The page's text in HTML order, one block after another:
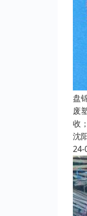
盘
废
收
沈
24-